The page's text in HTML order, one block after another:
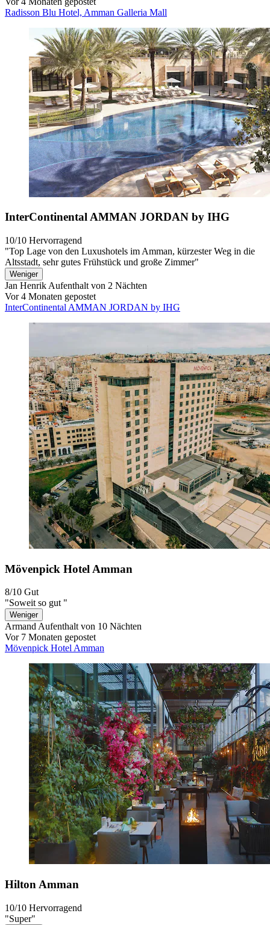
Radisson Blu Hotel, Amman Galleria Mall
InterContinental AMMAN JORDAN by IHG
10/10 Hervorragend
"Top Lage von den Luxushotels im Amman, kürzester Weg in die
Altsstadt, sehr gutes Frühstück und große Zimmer"
Weniger
Jan Henrik Aufenthalt von 2 Nächten
Vor 4 Monaten gepostet
InterContinental AMMAN JORDAN by IHG
Mövenpick Hotel Amman
8/10 Gut
"Soweit so gut "
Weniger
ArmandAufenthalt von 10 Nächten
Vor 7 Monaten gepostet
Mövenpick Hotel Amman
Hilton Amman
10/10 Hervorragend
"Super"